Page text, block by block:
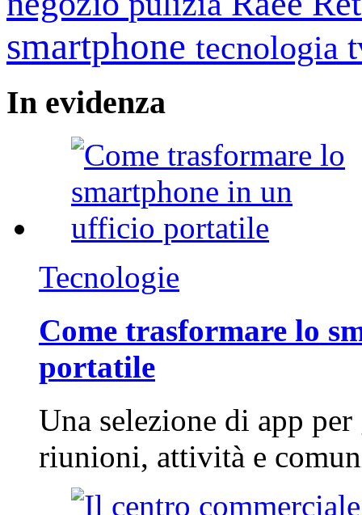
smartphone tecnologia
In evidenza
Tecnologie
Come trasformare lo
portatile
Una selezione di app
riunioni, attività e